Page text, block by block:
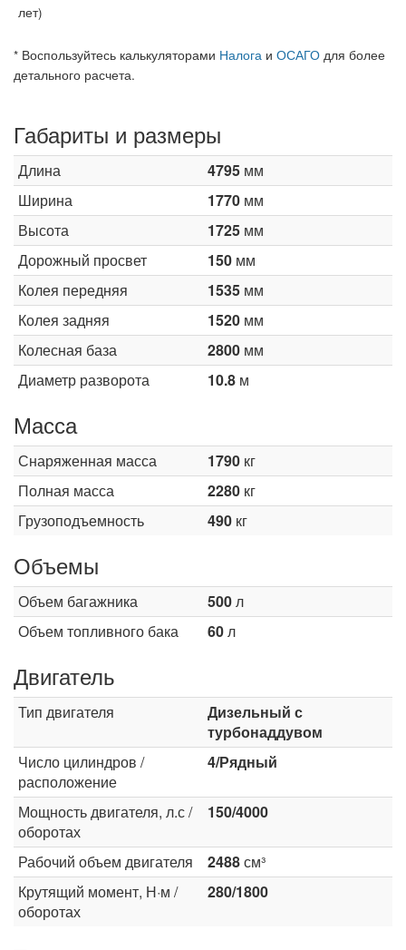
лет)
* Воспользуйтесь калькуляторами Налога и ОСАГО для более
детального расчета.
Габариты и размеры
Длина 4795 мм
Ширина
1770 мм
Высота
1725 мм
Дорожный просвет
150 мм
Колея передняя
1535 мм
Колея задняя
1520 мм
Колесная база
2800 мм
Диаметр разворота
10.8 м
Масса
Снаряженная масса 1790 кг
Полная масса
2280 кг
Грузоподъемность
490 кг
Объемы
Объем багажника 500л
Объем топливного бака
60л
Двигатель
Тип двигателя
Дизельный с
турбонаддувом
Число цилиндров /
расположение
4/Рядный
Мощность двигателя, л.с /
оборотах
150/4000
Рабочий объем двигателя 2488см³
Крутящий момент, Н·м /
оборотах
280/1800